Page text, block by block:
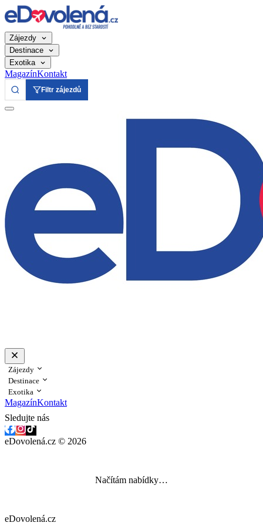
Zájezdy
Destinace
Exotika
MagazínKontakt
Filtr zájezdů
Zájezdy
Destinace
Exotika
MagazínKontakt
Sledujte nás
eDovolená.cz © 2026
Načítám nabídky…
eDovolená.cz